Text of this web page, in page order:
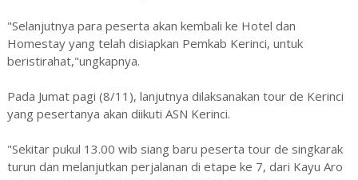
"Selanjutnya para peserta akan kembali ke Hotel dan
Homestay yang telah disiapkan Pemkab Kerinci, untuk
beristirahat,"ungkapnya.
Pada Jumat pagi (8/11), lanjutnya dilaksanakan tour de Kerinci
yang pesertanya akan diikuti ASN Kerinci.
"Sekitar pukul 13.00 wib siang baru peserta tour de singkarak
turun dan melanjutkan perjalanan di etape ke 7, dari Kayu Aro